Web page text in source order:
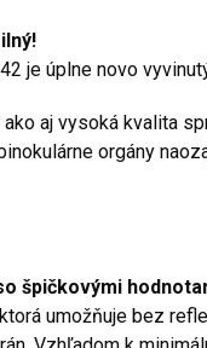
je úplne novo
aj vysoká kvalita
orgány
špičkovými
umožňuje bez